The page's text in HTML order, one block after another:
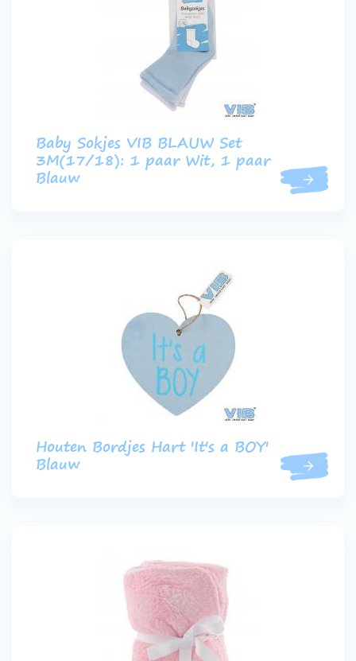
Baby Sokjes VIB BLAUW Set
3M(17/18): 1 paar Wit, 1 paar
Blauw
Houten Bordjes Hart 'It's a BOY'
Blauw